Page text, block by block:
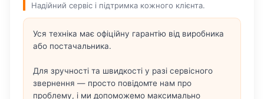
Надійний сервіс і підтримка кожного клієнта.
Уся техніка має офіційну гарантію від виробника
або постачальника.
Для зручності та швидкості у разі сервісного
звернення — просто повідомте нам про
проблему, і ми допоможемо максимально